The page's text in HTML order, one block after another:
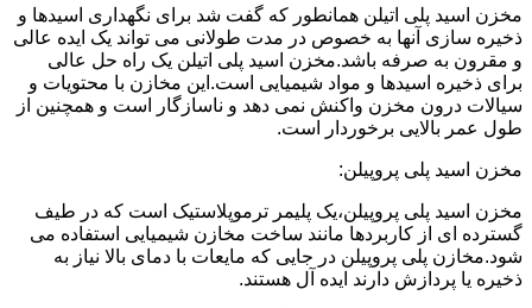
مخزن اسید پلی اتیلن همانطور که گفت شد برای نگهداری اسیدها و
ذخیره سازی آنها به خصوص در مدت طولانی می تواند یک ایده عالی
و مقرون به صرفه باشد.مخزن اسید پلی اتیلن یک راه حل عالی
برای ذخیره اسیدها و مواد شیمیایی است.این مخازن با محتویات و
سیالات درون مخزن واکنش نمی دهد و ناسازگار است و همچنین از
طول عمر بالایی برخوردار است.
مخزن اسید پلی پروپیلن:
مخزن اسید پلی پروپیلن،یک پلیمر ترموپلاستیک است که در طیف
گسترده ای از کاربردها مانند ساخت مخازن شیمیایی استفاده می
شود.مخازن پلی پروپیلن در جایی که مایعات با دمای بالا نیاز به
ذخیره یا پردازش دارند ایده آل هستند.